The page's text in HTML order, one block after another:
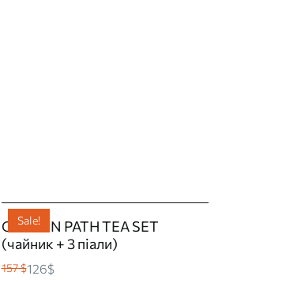
Sale!
GOLDEN PATH TEA SET
(чайник + 3 піали)
157 $126$